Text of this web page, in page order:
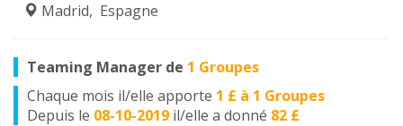
Madrid, Espagne
Teaming Manager de 1 Groupes
Chaque mois il/elle apporte 1 £ à 1 Groupes
Depuis le 08-10-2019 il/elle a donné 82 £